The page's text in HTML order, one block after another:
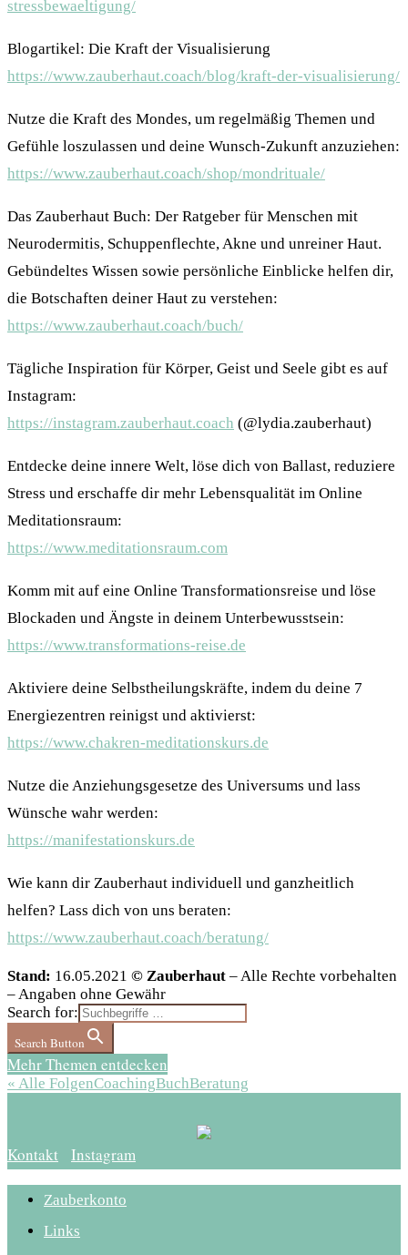
stressbewaeltigung/
Blogartikel: Die Kraft der Visualisierung
https://www.zauberhaut.coach/blog/kraft-der-visualisierung/
Nutze die Kraft des Mondes, um regelmäßig Themen und
Gefühle loszulassen und deine Wunsch-Zukunft anzuziehen:
https://www.zauberhaut.coach/shop/mondrituale/
Das Zauberhaut Buch: Der Ratgeber für Menschen mit
Neurodermitis, Schuppenflechte, Akne und unreiner Haut.
Gebündeltes Wissen sowie persönliche Einblicke helfen dir,
die Botschaften deiner Haut zu verstehen:
https://www.zauberhaut.coach/buch/
Tägliche Inspiration für Körper, Geist und Seele gibt es auf
Instagram:
https://instagram.zauberhaut.coach (@lydia.zauberhaut)
Entdecke deine innere Welt, löse dich von Ballast, reduziere
Stress und erschaffe dir mehr Lebensqualität im Online
Meditationsraum:
https://www.meditationsraum.com
Komm mit auf eine Online Transformationsreise und löse
Blockaden und Ängste in deinem Unterbewusstsein:
https://www.transformations-reise.de
Aktiviere deine Selbstheilungskräfte, indem du deine 7
Energiezentren reinigst und aktivierst:
https://www.chakren-meditationskurs.de
Nutze die Anziehungsgesetze des Universums und lass
Wünsche wahr werden:
https://manifestationskurs.de
Wie kann dir Zauberhaut individuell und ganzheitlich
helfen? Lass dich von uns beraten:
https://www.zauberhaut.coach/beratung/
Stand: 16.05.2021 © Zauberhaut – Alle Rechte vorbehalten
– Angaben ohne Gewähr
Search for:
Search Button
Mehr Themen entdecken
« Alle FolgenCoachingBuchBeratung
Kontakt Instagram
Zauberkonto
Links